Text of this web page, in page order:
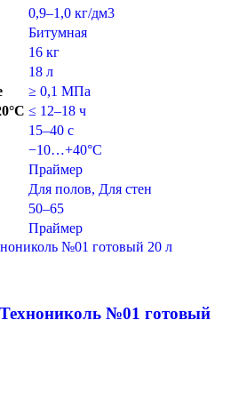
0,9–1,0 кг/дм3
Битумная
16 кг
18 л
≥ 0,1 МПа
≤ 12–18 ч
15–40 с
−10…+40°C
Праймер
Для полов, Для стен
50–65
Праймер
№01 готовый